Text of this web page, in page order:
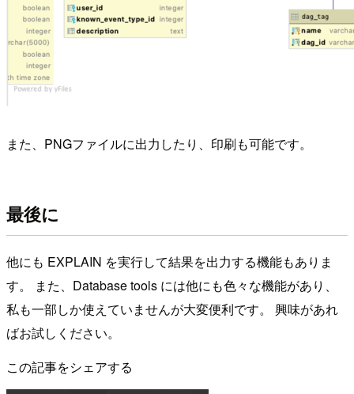
また、PNGファイルに出力したり、印刷も可能です。
最後に
他にも EXPLAIN を実行して結果を出力する機能もありま
す。 また、Database tools には他にも色々な機能があり、
私も一部しか使えていませんが大変便利です。 興味があれ
ばお試しください。
この記事をシェアする